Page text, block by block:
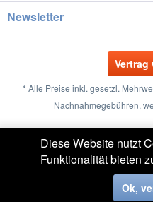
Newsletter
Vertrag
* Alle Preise inkl. gesetzl.
Nachnahmegebühren,
Versand und Zahlung
Diese Website nutzt
Funktionalität bieten
Ok,